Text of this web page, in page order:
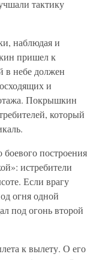
тактику
наблюдая и
пришел к
в небе должен
и
Покрышкин
который
построения
истребители
Если врагу
огня одной
под огонь второй
к вылету. О его